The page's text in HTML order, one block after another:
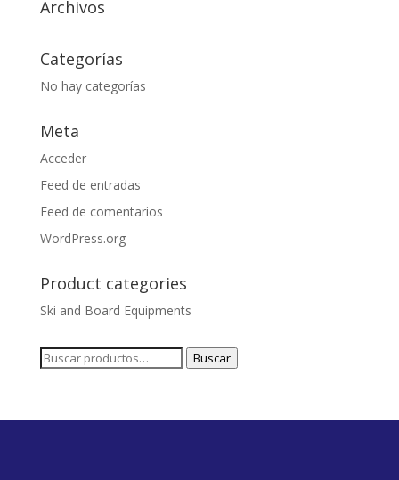
Archivos
Categorías
No hay categorías
Meta
Acceder
Feed de entradas
Feed de comentarios
WordPress.org
Product categories
Ski and Board Equipments
Buscar
Buscar